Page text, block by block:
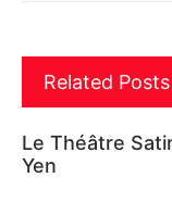
Related Posts
Le Théâtre
Yen